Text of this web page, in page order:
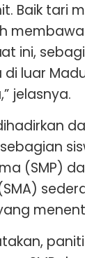
Baik tari
ini,
luar
jelasnya.
(SMP)